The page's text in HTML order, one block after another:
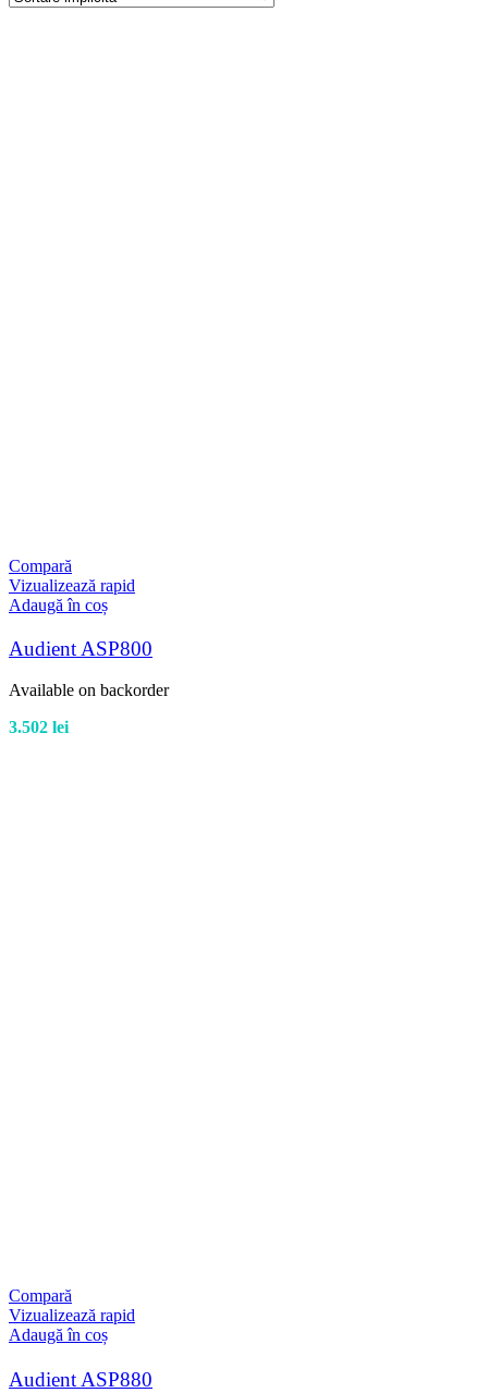
Compară
Vizualizează rapid
Adaugă în coș
Audient ASP800
Available on backorder
3.502 lei
Compară
Vizualizează rapid
Adaugă în coș
Audient ASP880